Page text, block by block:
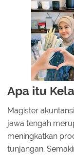
Apa itu
Magister
jawa tengah
meningkatkan
tunjangan.